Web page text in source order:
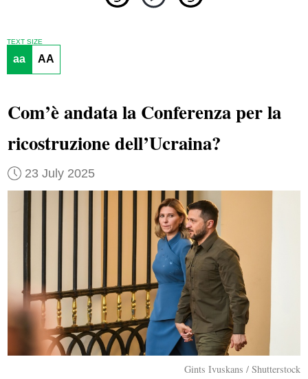
TEXT SIZE
aa AA
Com’è andata la Conferenza per la
ricostruzione dell’Ucraina?
23 July 2025
Gints Ivuskans / Shutterstock